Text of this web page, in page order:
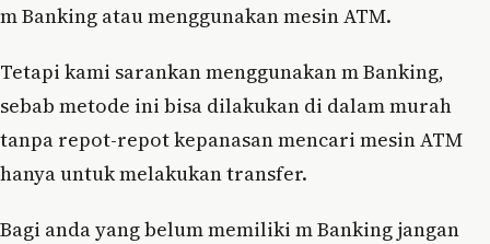
m Banking atau menggunakan mesin ATM.
Tetapi kami sarankan menggunakan m Banking,
sebab metode ini bisa dilakukan di dalam murah
tanpa repot-repot kepanasan mencari mesin ATM
hanya untuk melakukan transfer.
Bagi anda yang belum memiliki m Banking jangan